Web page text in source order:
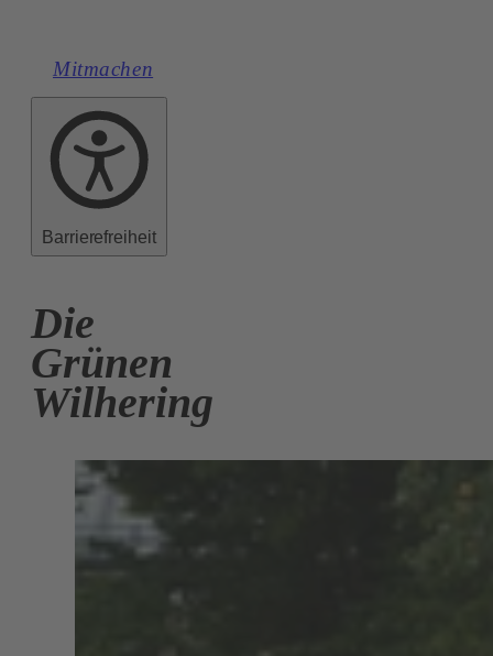
Mitmachen
Barrierefreiheit
Die
Grünen
Wilhering